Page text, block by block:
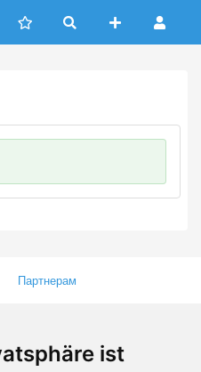
ist
Партнерам
Медиа